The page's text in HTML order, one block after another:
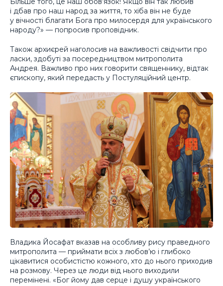
і дбав про наш народ за життя, то хіба він не буде
у вічності благати Бога про милосердя для українського
народу?» — попросив проповідник.
Також архиєрей наголосив на важливості свідчити про
ласки, здобуті за посередництвом митрополита
Андрея. Важливо про них говорити священнику, відтак
єпископу, який передасть у Постуляційний центр.
Владика Йосафат вказав на особливу рису праведного
митрополита — приймати всіх з любов’ю і глибоко
цікавитися особистістю кожного, хто до нього приходив
на розмову. Через це люди від нього виходили
перемінені. «Бог йому дав серце і душу українського